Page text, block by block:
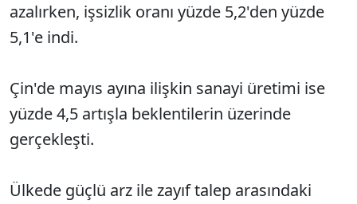
azalırken, işsizlik oranı yüzde 5,2'den yüzde
5,1'e indi.
Çin'de mayıs ayına ilişkin sanayi üretimi ise
yüzde 4,5 artışla beklentilerin üzerinde
gerçekleşti.
Ülkede güçlü arz ile zayıf talep arasındaki